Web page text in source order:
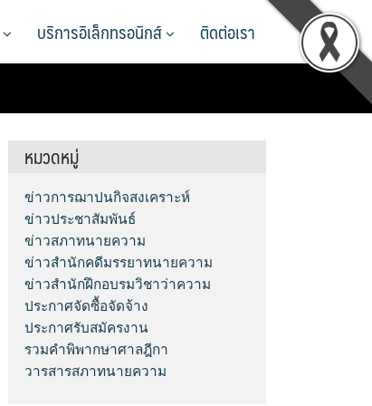
บริการอิเล็กทรอนิกส์ ติดต่อเรา
หมวดหมู่
ข่าวการฌาปนกิจสงเคราะห์
ข่าวประชาสัมพันธ์
ข่าวสภาทนายความ
ข่าวสำนักคดีมรรยาทนายความ
ข่าวสำนักฝึกอบรมวิชาว่าความ
ประกาศจัดซื้อจัดจ้าง
ประกาศรับสมัครงาน
รวมคำพิพากษาศาลฎีกา
วารสารสภาทนายความ